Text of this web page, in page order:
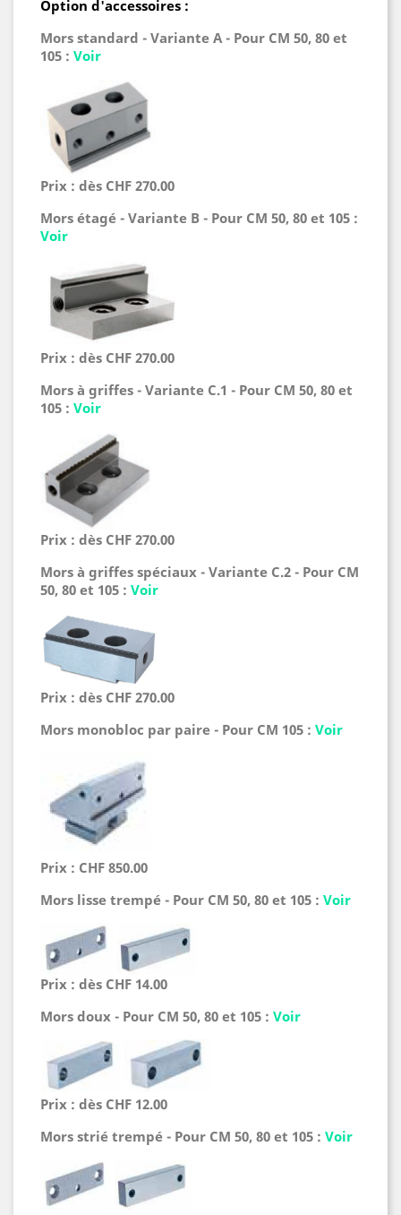
Option d'accessoires :
Mors standard - Variante A - Pour CM 50, 80 et
105 : Voir
Prix : dès CHF 270.00
Mors étagé - Variante B - Pour CM 50, 80 et 105 :
Voir
Prix : dès CHF 270.00
Mors à griffes - Variante C.1 - Pour CM 50, 80 et
105 : Voir
Prix : dès CHF 270.00
Mors à griffes spéciaux - Variante C.2 - Pour CM
50, 80 et 105 : Voir
Prix : dès CHF 270.00
Mors monobloc par paire - Pour CM 105 : Voir
Prix : CHF 850.00
Mors lisse trempé - Pour CM 50, 80 et 105 : Voir
Prix : dès CHF 14.00
Mors doux - Pour CM 50, 80 et 105 : Voir
Prix : dès CHF 12.00
Mors strié trempé - Pour CM 50, 80 et 105 : Voir